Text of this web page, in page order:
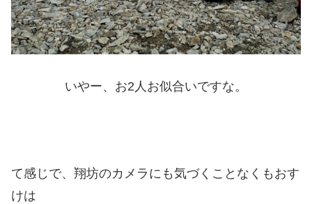
いやー、お2人お似合いですな。
て感じで、翔坊のカメラにも気づくことなくもおす
けは